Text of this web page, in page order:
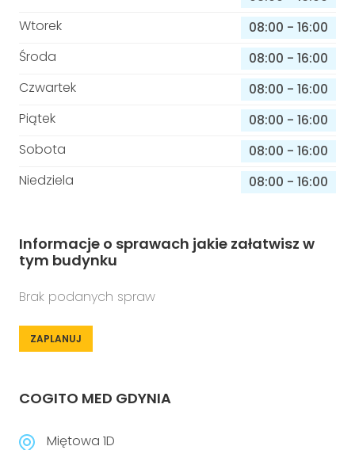
Wtorek
08:00 - 16:00
Środa
08:00 - 16:00
Czwartek
08:00 - 16:00
Piątek
08:00 - 16:00
Sobota
08:00 - 16:00
Niedziela
08:00 - 16:00
Informacje o sprawach jakie załatwisz w
tym budynku
Brak podanych spraw
ZAPLANUJ
COGITO MED GDYNIA
Miętowa 1D